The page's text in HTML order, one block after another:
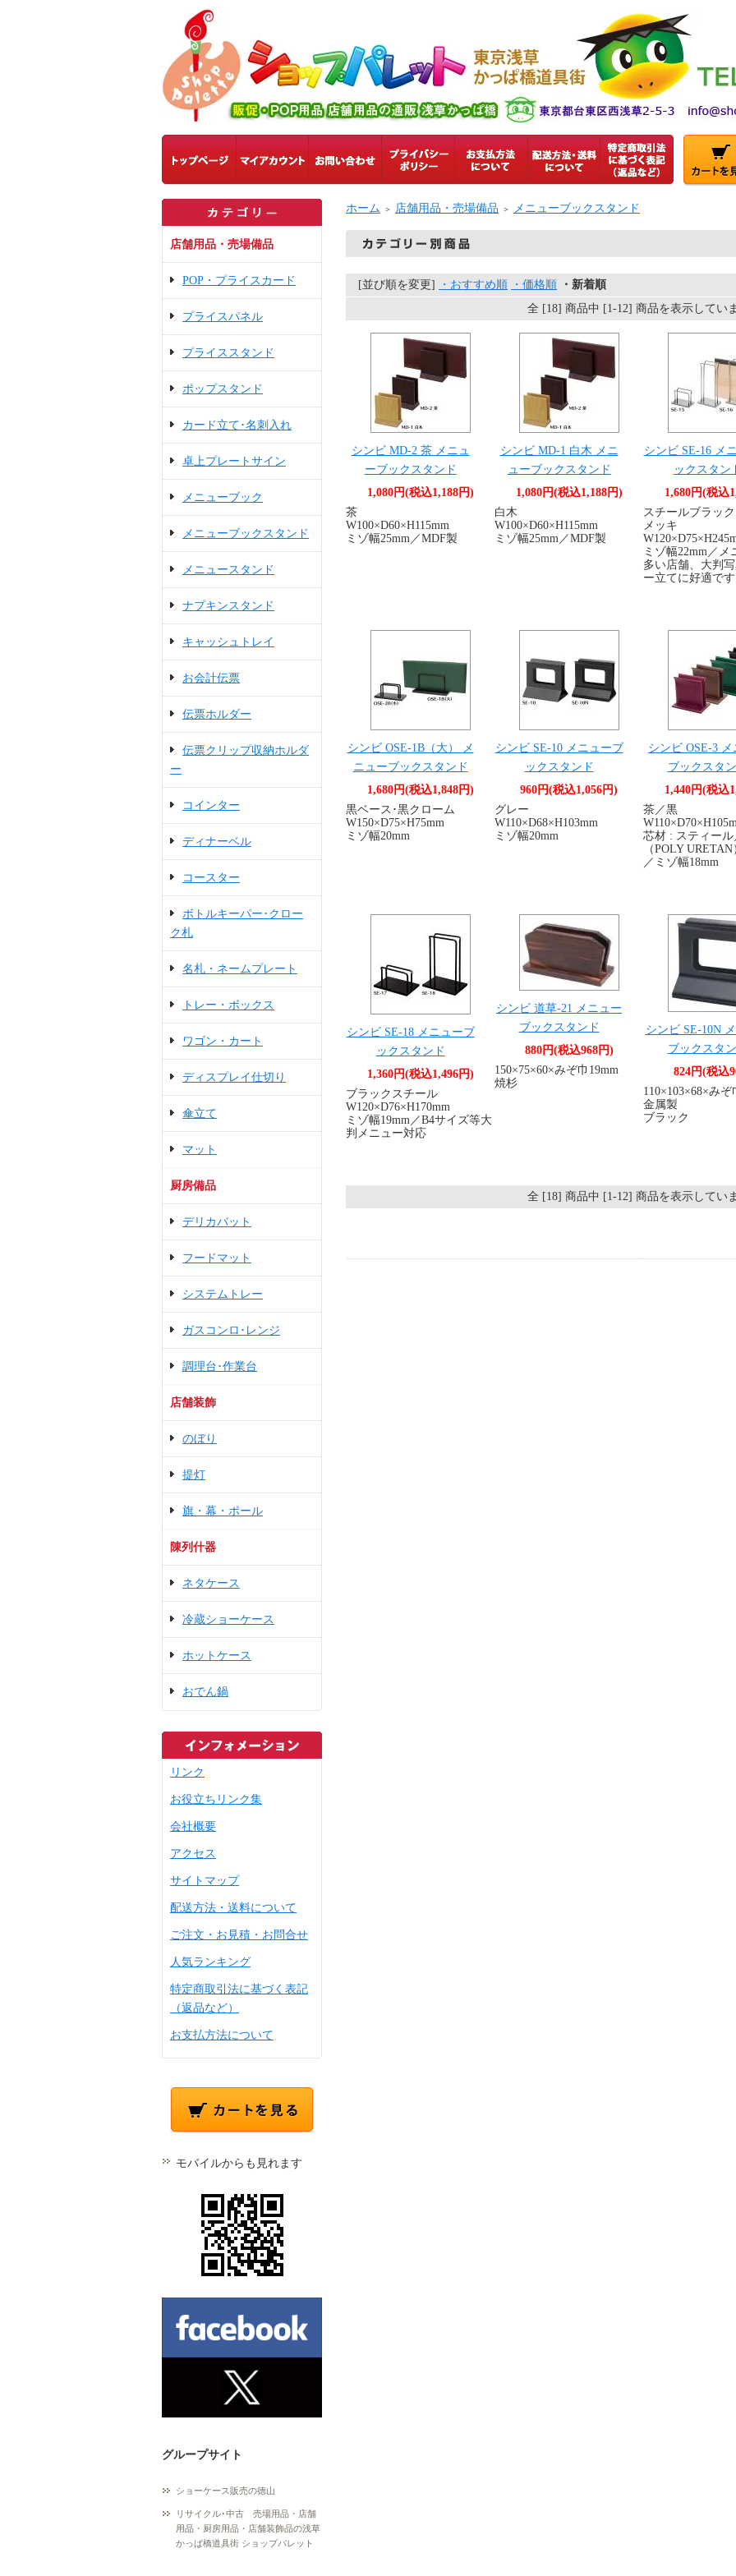
店舗用品・売場備品
POP・プライスカード
プライスパネル
プライススタンド
ポップスタンド
カード立て･名刺入れ
卓上プレートサイン
メニューブック
メニューブックスタンド
メニュースタンド
ナプキンスタンド
キャッシュトレイ
お会計伝票
伝票ホルダー
伝票クリップ収納ホルダ
ー
コインター
ディナーベル
コースター
ボトルキーパー･クロー
ク札
名札・ネームプレート
トレー・ボックス
ワゴン・カート
ディスプレイ仕切り
傘立て
マット
厨房備品
デリカバット
フードマット
システムトレー
ガスコンロ･レンジ
調理台･作業台
店舗装飾
のぼり
提灯
旗・幕・ポール
陳列什器
ネタケース
冷蔵ショーケース
ホットケース
おでん鍋
リンク
お役立ちリンク集
会社概要
アクセス
サイトマップ
配送方法・送料について
ご注文・お見積・お問合せ
人気ランキング
特定商取引法に基づく表記
（返品など）
お支払方法について
モバイルからも見れます
グループサイト
ショーケース販売の徳山
リサイクル･中古 売場用品・店舗
用品・厨房用品・店舗装飾品の浅草
かっぱ橋道具街 ショップパレット
ホーム ＞ 店舗用品・売場備品 ＞ メニューブックスタンド
[並び順を変更] ・おすすめ順 ・価格順
・新着順
全 [18] 商品中 [1-12] 商品を表示していま
シンビ MD-2 茶 メニュ
ーブックスタンド
1,080円(税込1,188円)
茶
W100×D60×H115mm
ミゾ幅25mm／MDF製
シンビ MD-1 白木 メニ
ューブックスタンド
1,080円(税込1,188円)
白木
W100×D60×H115mm
ミゾ幅25mm／MDF製
シンビ SE-16 メ
ックスタン
1,680円(税込
スチールブラッ
メッキ
ミゾ幅22mm／メ
多い店舗、大判
ー立てに好適です
シンビ OSE-1B（大） メ
ニューブックスタンド
1,680円(税込1,848円)
黒ベース･黒クローム
W150×D75×H75mm
ミゾ幅20mm
シンビ SE-10 メニューブ
ックスタンド
960円(税込1,056円)
グレー
W110×D68×H103mm
ミゾ幅20mm
シンビ OSE-3 メ
ブックスタ
1,440円(税込
茶／黒
芯材 : スティー
（POLY
／ミゾ幅18mm
シンビ SE-18 メニューブ
ックスタンド
1,360円(税込1,496円)
ブラックスチール
W120×D76×H170mm
ミゾ幅19mm／B4サイズ等大
判メニュー対応
シンビ 道草-21 メニュー
ブックスタンド
880円(税込968円)
150×75×60×みぞ巾19mm
焼杉
シンビ SE-10N
ブックスタ
824円(税込
110×103×68×みぞ
金属製
ブラック
全 [18] 商品中 [1-12] 商品を表示していま